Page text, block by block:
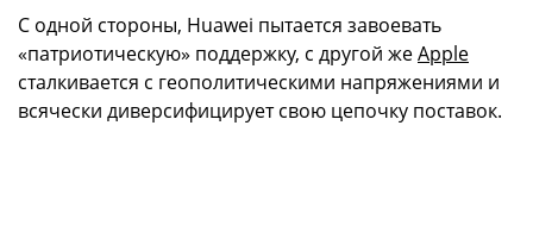
С одной стороны, Huawei пытается завоевать
«патриотическую» поддержку, с другой жеApple
сталкивается с геополитическими напряжениями и
всячески диверсифицирует свою цепочку поставок.